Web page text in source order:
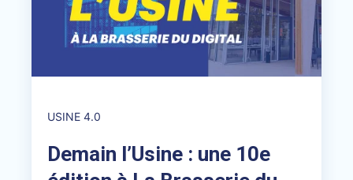
USINE 4.0
Demain l’Usine : une 10e